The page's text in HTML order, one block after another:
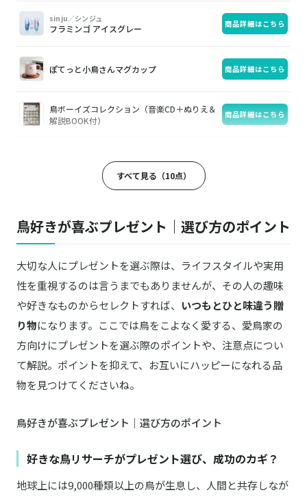
sinju／シンジュ
フラミンゴ アイスグレー 商品詳細はこちら
ぽてっと小鳥さんマグカップ 商品詳細はこちら
鳥ボーイズコレクション（音楽CD＋ぬりえ＆
解説BOOK付）
商品詳細はこちら
ホームソックス小鳥【セキセイインコ】
シマエナガちゃんのハーバリウム 草原のブラ
Pecute／ペキュート
鳥用 キャリーバッグ
鳥の足跡 プレート ピアス | K10YG 商品詳細はこちら
すべて見る（10点）
鳥好きが喜ぶプレゼント｜選び方のポイント
大切な人にプレゼントを選ぶ際は、ライフスタイルや実用
性を重視するのは言うまでもありませんが、その人の趣味
や好きなものからセレクトすれば、 いつもとひと味違う贈
り物になります。ここでは鳥をこよなく愛する、愛鳥家の
方向けにプレゼントを選ぶ際のポイントや、注意点につい
て解説。ポイントを抑えて、お互いにハッピーになれる品
物を見つけてくださいね。
鳥好きが喜ぶプレゼント｜選び方のポイント
好きな鳥リサーチがプレゼント選び、成功のカギ？
地球上には9,000種類以上の鳥が生息し、人間と共存しなが